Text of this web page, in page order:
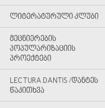
ᲚᲘᲢᲔᲠᲐᲢᲣᲠᲣᲚᲘ ᲙᲚᲣᲑᲘ
ᲛᲔᲪᲜᲘᲔᲠᲔᲑᲘᲡ
ᲞᲝᲞᲣᲚᲐᲠᲘᲖᲐᲪᲘᲘᲡ
ᲞᲠᲝᲔᲥᲢᲔᲑᲘ
LECTURA DANTIS /ᲓᲐᲜᲢᲔᲡ
ᲬᲐᲙᲘᲗᲮᲕᲐ